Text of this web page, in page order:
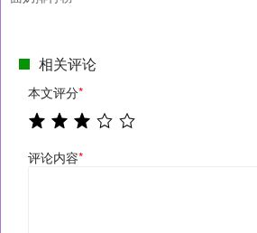
相关评论
本文评分*
评论内容*